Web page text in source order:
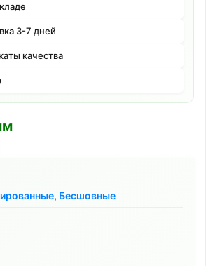
3-7 дней
качества
, Бесшовные